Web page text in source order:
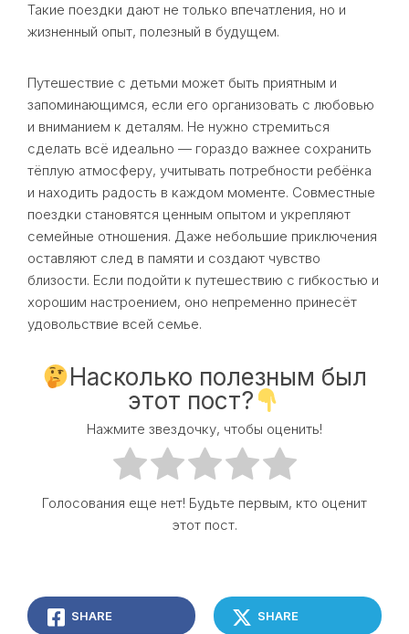
Такие поездки дают не только впечатления, но и
жизненный опыт, полезный в будущем.
Путешествие с детьми может быть приятным и
запоминающимся, если его организовать с любовью
и вниманием к деталям. Не нужно стремиться
сделать всё идеально — гораздо важнее сохранить
тёплую атмосферу, учитывать потребности ребёнка
и находить радость в каждом моменте. Совместные
поездки становятся ценным опытом и укрепляют
семейные отношения. Даже небольшие приключения
оставляют след в памяти и создают чувство
близости. Если подойти к путешествию с гибкостью и
хорошим настроением, оно непременно принесёт
удовольствие всей семье.
Насколько полезным был
этот пост?
Нажмите звездочку, чтобы оценить!
Голосования еще нет! Будьте первым, кто оценит
этот пост.
SHARE SHARE